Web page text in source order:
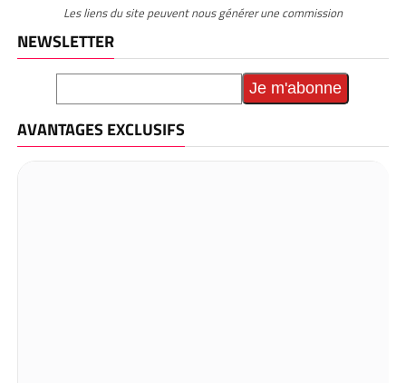
Les liens du site peuvent nous générer une commission
NEWSLETTER
AVANTAGES EXCLUSIFS